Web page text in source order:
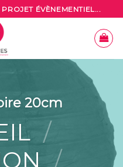
ÉVÈNEMENTIEL...
20cm
/
/